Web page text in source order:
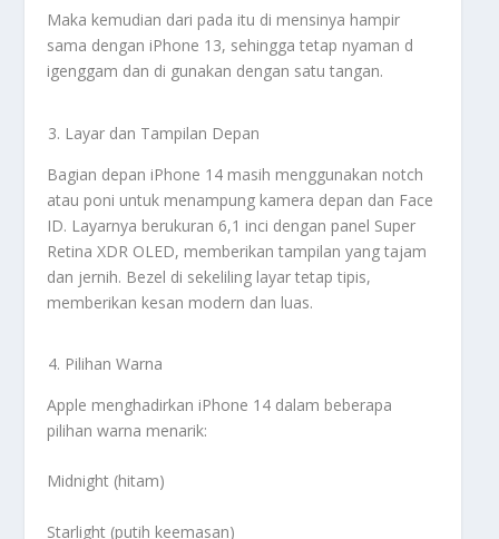
Maka kemudian dari pada itu di mensinya hampir
sama dengan iPhone 13, sehingga tetap nyaman d
igenggam dan di gunakan dengan satu tangan.
Layar dan Tampilan Depan
Bagian depan iPhone 14 masih menggunakan notch
atau poni untuk menampung kamera depan dan Face
ID. Layarnya berukuran 6,1 inci dengan panel Super
Retina XDR OLED, memberikan tampilan yang tajam
dan jernih. Bezel di sekeliling layar tetap tipis,
memberikan kesan modern dan luas.
Pilihan Warna
Apple menghadirkan iPhone 14 dalam beberapa
pilihan warna menarik:
Midnight (hitam)
Starlight (putih keemasan)